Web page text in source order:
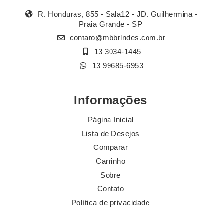
R. Honduras, 855 - Sala12 - JD. Guilhermina -
Praia Grande - SP
contato@mbbrindes.com.br
13 3034-1445
13 99685-6953
Informações
Página Inicial
Lista de Desejos
Comparar
Carrinho
Sobre
Contato
Política de privacidade